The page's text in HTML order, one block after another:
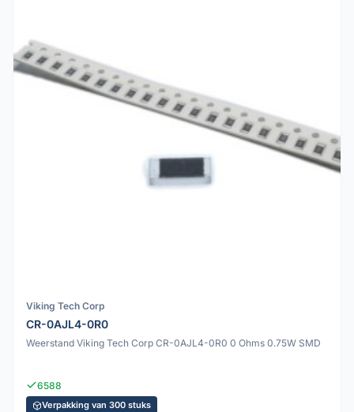
Viking Tech Corp
CR-0AJL4-0R0
Weerstand Viking Tech Corp CR-0AJL4-0R0 0 Ohms 0.75W SMD
6588
Verpakking van 300 stuks